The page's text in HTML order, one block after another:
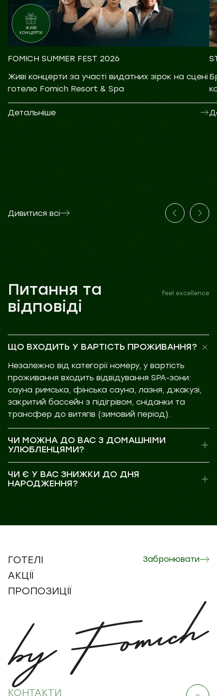
ЖИВІ
КОНЦЕРТИ
FOMICH SUMMER FEST 2026
Живі концерти за участі видатних зірок на сцені
готелю Fomich Resort & Spa
Детальніше
Дивитися всі 0
feel excellence
Питання та
відповіді
ЩО ВХОДИТЬ У ВАРТІСТЬ ПРОЖИВАННЯ?
Незалежно від категорії номеру, у вартість
проживання входить відвідування SPA-зони:
сауна римська, фінська сауна, лазня, джакузі,
закритий бассейн з підігрівом, сніданки та
трансфер до витягів (зимовий період).
ЧИ МОЖНА ДО ВАС З ДОМАШНІМИ
УЛЮБЛЕНЦЯМИ?
ЧИ Є У ВАС ЗНИЖКИ ДО ДНЯ
НАРОДЖЕННЯ?
ГОТЕЛІ
АКЦІЇ
ПРОПОЗИЦІЇ
Забронювати
КОНТАКТИ